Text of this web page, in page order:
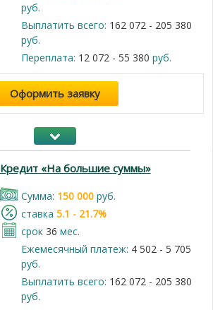
руб.
Выплатить всего: 162 072 - 205 380
руб.
Переплата: 12 072 - 55 380 руб.
Оформить заявку
Кредит «На большие суммы»
Cумма: 150 000руб.
cтавка 5.1 - 21.7%
срок 36 мес.
Ежемесячный платеж: 4 502 - 5 705
руб.
Выплатить всего: 162 072 - 205 380
руб.